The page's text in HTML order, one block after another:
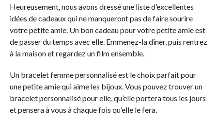
Heureusement, nous avons dressé une liste d’excellentes
idées de cadeaux qui ne manqueront pas de faire sourire
votre petite amie. Un bon cadeau pour votre petite amie est
de passer du temps avec elle. Emmenez-la dîner, puis rentrez
à la maison et regardez un film ensemble.
Un bracelet femme personnalisé est le choix parfait pour
une petite amie qui aime les bijoux. Vous pouvez trouver un
bracelet personnalisé pour elle, qu’elle portera tous les jours
et pensera à vous à chaque fois qu’elle le fera.